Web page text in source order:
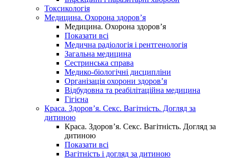
Токсикологія
Медицина. Охорона здоров’я
Медицина. Охорона здоров’я
Показати всі
Медична радіологія і рентгенологія
Загальна медицина
Сестринська справа
Медико-біологічні дисципліни
Організація охорони здоров’я
Відбудовна та реабілітаційна медицина
Гігієна
Краса. Здоров’я. Секс. Вагітність. Догляд за
дитиною
Краса. Здоров’я. Секс. Вагітність. Догляд за
дитиною
Показати всі
Вагітність і догляд за дитиною